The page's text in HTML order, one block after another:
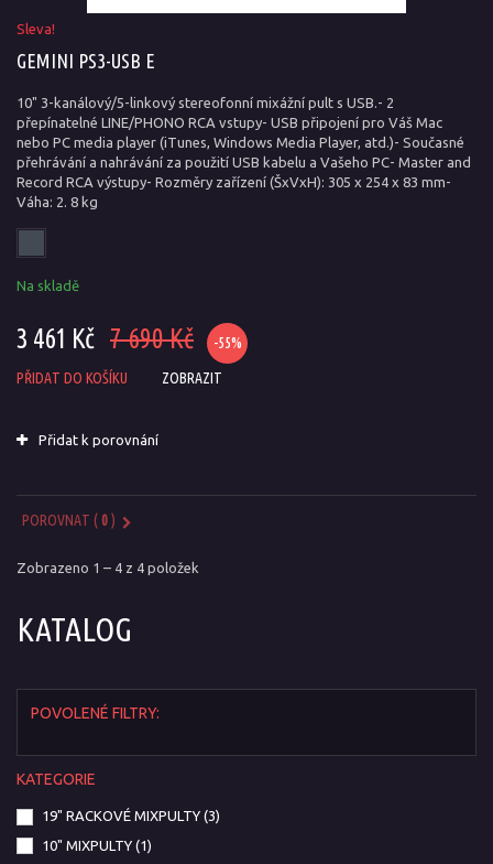
Sleva!
GEMINI PS3-USB E
10" 3-kanálový/5-linkový stereofonní mixážní pult s USB.- 2
přepínatelné LINE/PHONO RCA vstupy- USB připojení pro Váš Mac
nebo PC media player (iTunes, Windows Media Player, atd.)- Současné
přehrávání a nahrávání za použití USB kabelu a Vašeho PC- Master and
Record RCA výstupy- Rozměry zařízení (ŠxVxH): 305 x 254 x 83 mm-
Váha: 2. 8 kg
Na skladě
3 461 Kč 7 690 Kč -55%
PŘIDAT DO KOŠÍKU ZOBRAZIT
Přidat k porovnání
POROVNAT (0)
Zobrazeno 1 – 4 z 4 položek
KATALOG
POVOLENÉ FILTRY:
KATEGORIE
19" RACKOVÉ MIXPULTY (3)
10" MIXPULTY (1)